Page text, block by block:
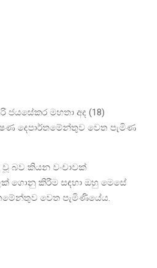
ජයසේකර මහතා අද (18)
දෙපාර්තමේන්තුව වෙත පැමිණ
වූ බව කියන වංචාවක්
ගොනු කිරීම සඳහා ඔහු මෙසේ
වෙත පැමිණියේය.